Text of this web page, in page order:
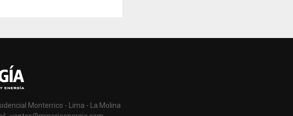
Monterrico - Lima - La Molina